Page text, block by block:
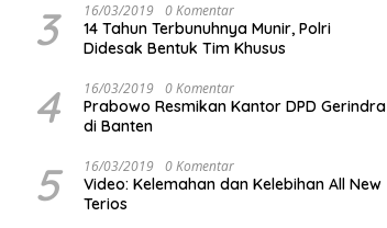
3 16/03/2019 0 Komentar
14 Tahun Terbunuhnya Munir, Polri
Didesak Bentuk Tim Khusus
4 16/03/2019 0 Komentar
Prabowo Resmikan Kantor DPD Gerindra
di Banten
5 16/03/2019 0 Komentar
Video: Kelemahan dan Kelebihan All New
Terios